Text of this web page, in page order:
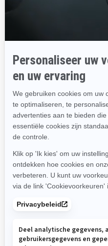
nieuwste evenementen, het